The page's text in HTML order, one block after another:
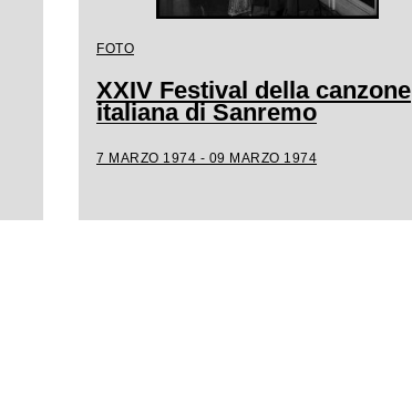
FOTO
XXIV Festival della canzone
italiana di Sanremo
7 MARZO 1974 - 09 MARZO 1974